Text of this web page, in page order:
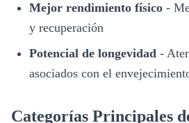
Mejor rendimiento físico -
y recuperación
Potencial de longevidad -
asociados con el
Categorías Principales